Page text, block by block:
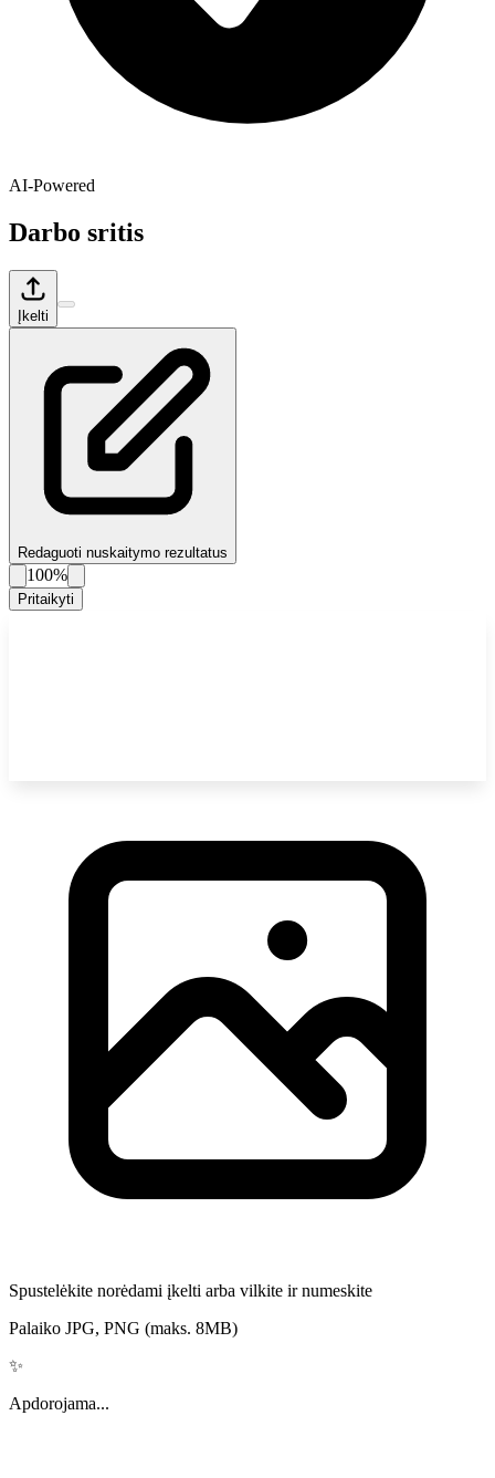
AI-Powered
Darbo sritis
Įkelti
Redaguoti nuskaitymo rezultatus
100%
Pritaikyti
Spustelėkite norėdami įkelti arba vilkite ir numeskite
Palaiko JPG, PNG (maks. 8MB)
✨
Apdorojama...